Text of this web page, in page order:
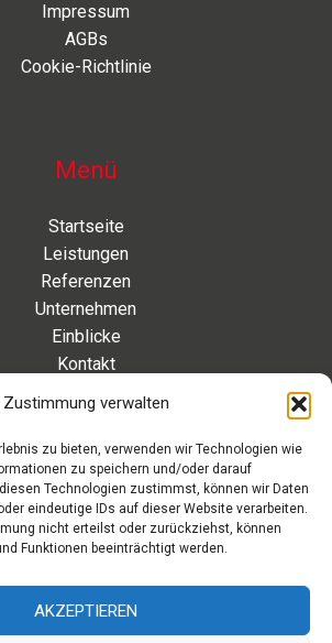
Zustimmung verwalten
zu bieten, verwenden wir Technologien wie
zu speichern und/oder darauf
Technologien zustimmst, können wir Daten
eindeutige IDs auf dieser Website verarbeiten.
nicht erteilst oder zurückziehst, können
Funktionen beeinträchtigt werden.
AKZEPTIEREN
Impressum
AGBs
Cookie-Richtlinie
Menü
Startseite
Leistungen
Referenzen
Unternehmen
Einblicke
Kontakt
20 | 30449 Hannover Deutschland
+49 511 89 880 494
+49 511 89 880 495
info[at]aaroon.de